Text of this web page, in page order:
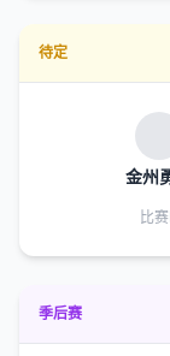
待定
金州
比
季后赛